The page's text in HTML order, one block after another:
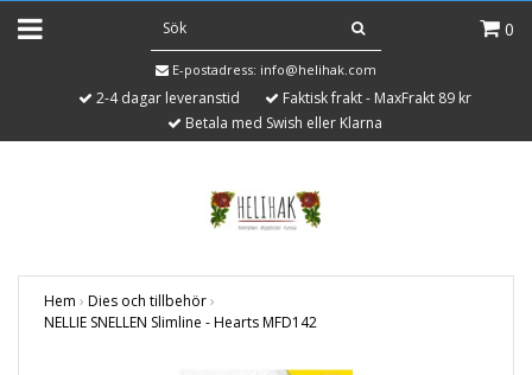
0
E-postadress: info@helihak.com
2-4 dagar leveranstid
Faktisk frakt - MaxFrakt 89 kr
Betala med Swish eller Klarna
Hem › Dies och tillbehör›
NELLIE SNELLEN Slimline - Hearts MFD142